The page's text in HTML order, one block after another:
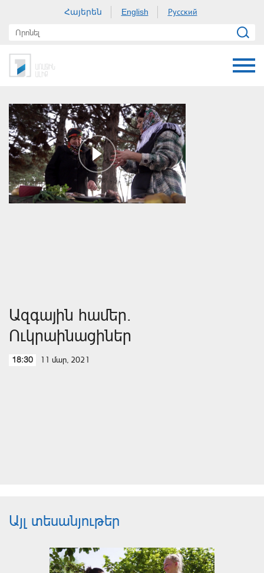
Հայերեն English Русский
Ազգային համեր.
Ուկրաինացիներ
18:30 11 մար, 2021
Այլ տեսանյութեր